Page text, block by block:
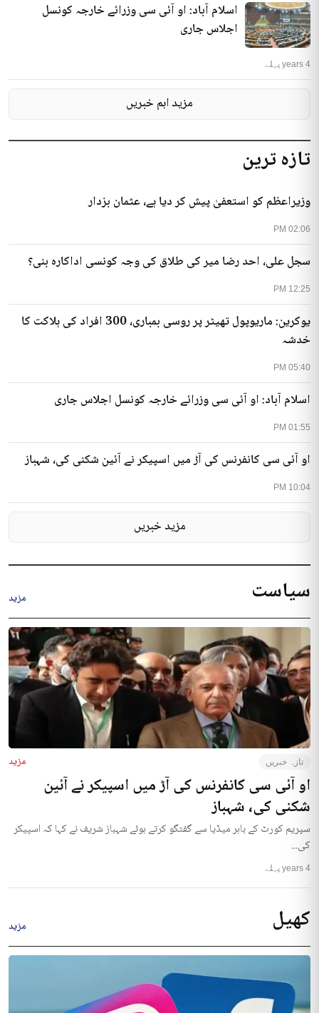
تازہ ترین
02:06 PM
وزیراعظم کو استعفیٰ پیش کر دیا ہے، عثمان بزدار
12:25 PM
سجل علی، احد رضا میر کی طلاق کی وجہ کونسی اداکارہ بنی؟
05:40 PM
یوکرین: ماریوپول تھیٹر پر روسی بمباری، 300 افراد کی ہلاکت کا
خدشہ
01:55 PM
اسلام آباد: او آئی سی وزرائے خارجہ کونسل اجلاس جاری
10:04 PM
او آئی سی کانفرنس کی آڑ میں اسپیکر نے آئین شکنی کی، شہباز
مزید خبریں
اسلام آباد: او آئی سی وزرائے خارجہ کونسل
اجلاس جاری
4 years پہلے
مزید اہم خبریں
سیاست مزید
تازہ خبریں مزید
او آئی سی کانفرنس کی آڑ میں اسپیکر نے آئین
شکنی کی، شہباز
سپریم کورٹ کے باہر میڈیا سے گفتگو کرتے ہوئے شہباز شریف نے کہا کہ اسپیکر
کی...
4 years پہلے
کھیل مزید